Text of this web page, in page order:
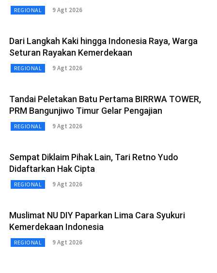
REGIONAL 9 Agt 2026
Dari Langkah Kaki hingga Indonesia Raya, Warga
Seturan Rayakan Kemerdekaan
REGIONAL 9 Agt 2026
Tandai Peletakan Batu Pertama BIRRWA TOWER,
PRM Bangunjiwo Timur Gelar Pengajian
REGIONAL 9 Agt 2026
Sempat Diklaim Pihak Lain, Tari Retno Yudo
Didaftarkan Hak Cipta
REGIONAL 9 Agt 2026
Muslimat NU DIY Paparkan Lima Cara Syukuri
Kemerdekaan Indonesia
REGIONAL 9 Agt 2026